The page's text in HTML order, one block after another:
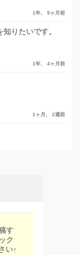
1年、 9ヶ月前
りたいです。
1年、 4ヶ月前
1ヶ月、 2週前
す
ク
い↑